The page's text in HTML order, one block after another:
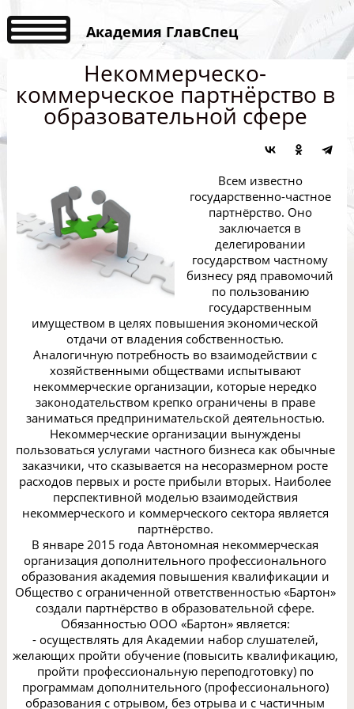
Академия ГлавСпец
Некоммерческо-
коммерческое партнёрство в
образовательной сфере
Всем известно
государственно-частное
партнёрство. Оно
заключается в
делегировании
государством частному
бизнесу ряд правомочий
по пользованию
государственным
имуществом в целях повышения экономической
отдачи от владения собственностью.
Аналогичную потребность во взаимодействии с
хозяйственными обществами испытывают
некоммерческие организации, которые нередко
законодательством крепко ограничены в праве
заниматься предпринимательской деятельностью.
Некоммерческие организации вынуждены
пользоваться услугами частного бизнеса как обычные
заказчики, что сказывается на несоразмерном росте
расходов первых и росте прибыли вторых. Наиболее
перспективной моделью взаимодействия
некоммерческого и коммерческого сектора является
партнёрство.
В январе 2015 года Автономная некоммерческая
организация дополнительного профессионального
образования академия повышения квалификации и
Общество с ограниченной ответственностью «Бартон»
создали партнёрство в образовательной сфере.
Обязанностью ООО «Бартон» является:
- осуществлять для Академии набор слушателей,
желающих пройти обучение (повысить квалификацию,
пройти профессиональную переподготовку) по
программам дополнительного (профессионального)
образования с отрывом, без отрыва и с частичным